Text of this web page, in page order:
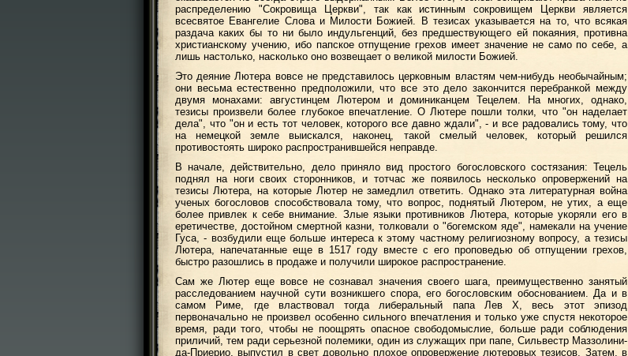
распределению "Сокровища Церкви", так как истинным сокровищем Церкви является
всесвятое Евангелие Слова и Милости Божией. В тезисах указывается на то, что всякая
раздача каких бы то ни было индульгенций, без предшествующего ей покаяния, противна
христианскому учению, ибо папское отпущение грехов имеет значение не само по себе, а
лишь настолько, насколько оно возвещает о великой милости Божией.
Это деяние Лютера вовсе не представилось церковным властям чем-нибудь необычайным;
они весьма естественно предположили, что все это дело закончится перебранкой между
двумя монахами: августинцем Лютером и доминиканцем Тецелем. На многих, однако,
тезисы произвели более глубокое впечатление. О Лютере пошли толки, что "он наделает
дела", что "он и есть тот человек, которого все давно ждали", - и все радовались тому, что
на немецкой земле выискался, наконец, такой смелый человек, который решился
противостоять широко распространившейся неправде.
В начале, действительно, дело приняло вид простого богословского состязания: Тецель
поднял на ноги своих сторонников, и тотчас же появилось несколько опровержений на
тезисы Лютера, на которые Лютер не замедлил ответить. Однако эта литературная война
ученых богословов способствовала тому, что вопрос, поднятый Лютером, не утих, а еще
более привлек к себе внимание. Злые языки противников Лютера, которые укоряли его в
еретичестве, достойном смертной казни, толковали о "богемском яде", намекали на учение
Гуса, - возбудили еще больше интереса к этому частному религиозному вопросу, а тезисы
Лютера, напечатанные еще в 1517 году вместе с его проповедью об отпущении грехов,
быстро разошлись в продаже и получили широкое распространение.
Сам же Лютер еще вовсе не сознавал значения своего шага, преимущественно занятый
расследованием научной сути возникшего спора, его богословским обоснованием. Да и в
самом Риме, где властвовал тогда либеральный папа Лев X, весь этот эпизод
первоначально не произвел особенно сильного впечатления и только уже спустя некоторое
время, ради того, чтобы не поощрять опасное свободомыслие, больше ради соблюдения
приличий, тем ради серьезной полемики, один из служащих при папе, Сильвестр Маззолини-
да-Приерио, выпустил в свет довольно плохое опровержение лютеровых тезисов. Затем, в